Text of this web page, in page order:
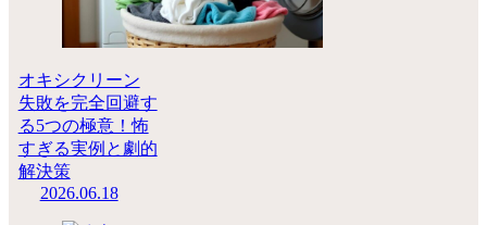
オキシクリーン
失敗を完全回避す
る5つの極意！怖
すぎる実例と劇的
解決策
2026.06.18